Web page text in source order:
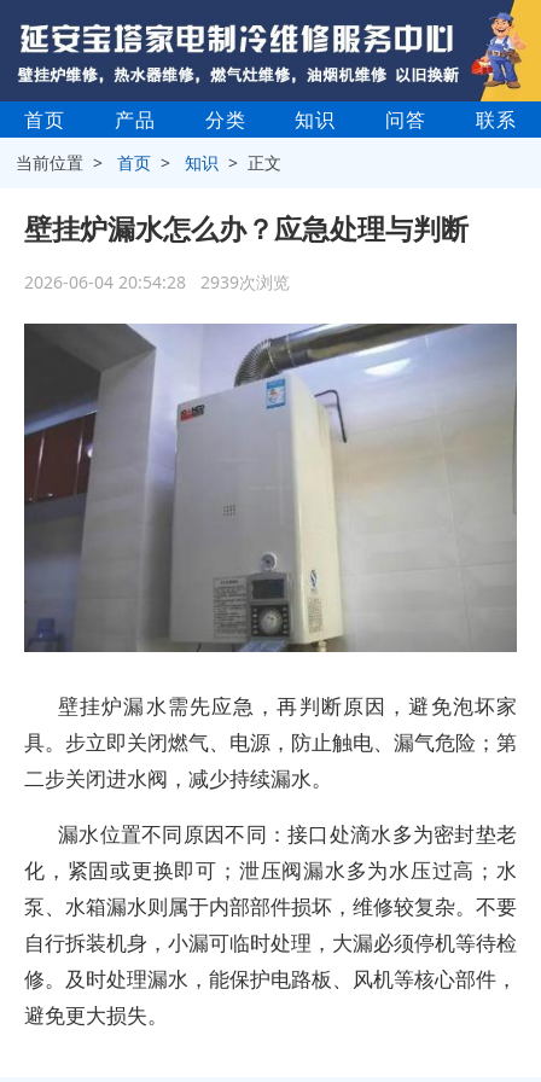
首页 产品 分类 知识 问答 联系
当前位置 >首页 >知识 > 正文
壁挂炉漏水怎么办？应急处理与判断
2026-06-04 20:54:28 2939次浏览
壁挂炉漏水需先应急，再判断原因，避免泡坏家
具。步立即关闭燃气、电源，防止触电、漏气危险；第
二步关闭进水阀，减少持续漏水。
漏水位置不同原因不同：接口处滴水多为密封垫老
化，紧固或更换即可；泄压阀漏水多为水压过高；水
泵、水箱漏水则属于内部部件损坏，维修较复杂。不要
自行拆装机身，小漏可临时处理，大漏必须停机等待检
修。及时处理漏水，能保护电路板、风机等核心部件，
避免更大损失。